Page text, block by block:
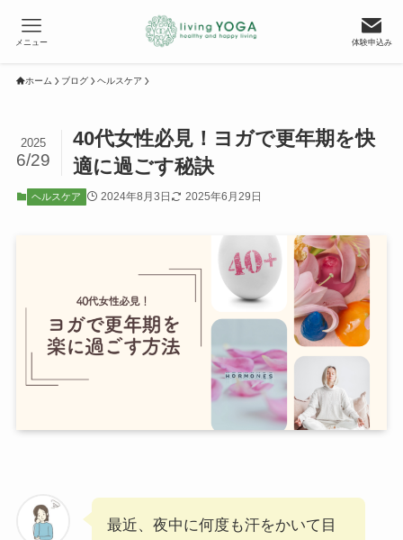
体験申込み
メニュー
ホーム ブログ ヘルスケア
40代女性必見！ヨガで更年期を快
適に過ごす秘訣
2025
6/29
ヘルスケア 2024年8月3日 2025年6月29日
最近、夜中に何度も汗をかいて目